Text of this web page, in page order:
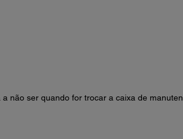
não ser quando for trocar a caixa de